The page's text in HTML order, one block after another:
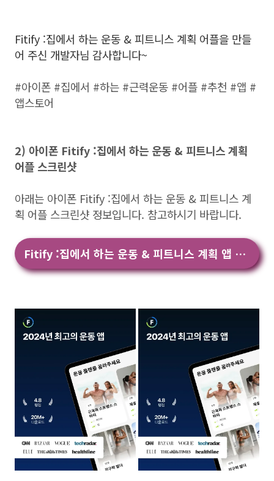
Fitify :집에서 하는 운동 & 피트니스 계획 어플을 만들
어 주신 개발자님 감사합니다~
#아이폰 #집에서 #하는 #근력운동 #어플 #추천 #앱 #
앱스토어
2) 아이폰 Fitify :집에서 하는 운동 & 피트니스 계획
어플 스크린샷
아래는 아이폰 Fitify :집에서 하는 운동 & 피트니스 계
획 어플 스크린샷 정보입니다. 참고하시기 바랍니다.
Fitify :집에서 하는 운동 & 피트니스 계획 앱 다운